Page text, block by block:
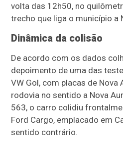
volta das 12h50, no
trecho que liga o município a
Dinâmica da colisão
De acordo com os dados
depoimento de uma das
VW Gol, com placas de Nova
rodovia no sentido a Nova
563, o carro colidiu
Ford Cargo, emplacado em
sentido contrário.